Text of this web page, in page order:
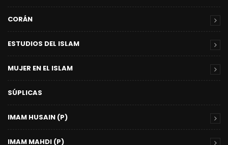
CORÁN
ESTUDIOS DEL ISLAM
MUJER EN EL ISLAM
SÚPLICAS
IMAM HUSAIN (P)
IMAM MAHDI (P)